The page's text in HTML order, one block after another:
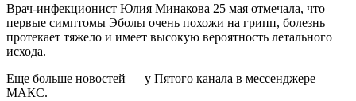
Врач-инфекционист Юлия Минакова 25 мая отмечала, что
первые симптомы Эболы очень похожи на грипп, болезнь
протекает тяжело и имеет высокую вероятность летального
исхода.
Еще больше новостей — у Пятого канала в мессенджере
МАКС.